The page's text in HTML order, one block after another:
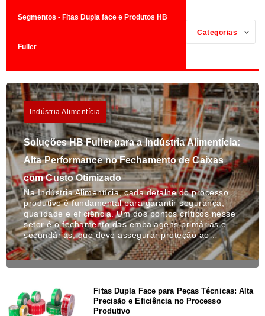
Segmentos - Fitas Dupla face e Produtos HB
Fuller
Categorias
Indústria Alimentícia
Soluções HB Fuller para a Indústria Alimentícia:
Alta Performance no Fechamento de Caixas
com Custo Otimizado
Na Indústria Alimentícia, cada detalhe do processo
produtivo é fundamental para garantir segurança,
qualidade e eficiência. Um dos pontos críticos nesse
setor é o fechamento das embalagens primárias e
secundárias, que deve assegurar proteção ao…
Fitas Dupla Face para Peças Técnicas: Alta
Precisão e Eficiência no Processo
Produtivo